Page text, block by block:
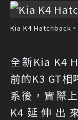
Kia K4 Hatchback
全新Kia K4
前的K3 GT
系後，實際
K4延伸出